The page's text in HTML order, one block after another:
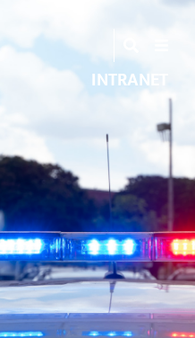
INTRANET